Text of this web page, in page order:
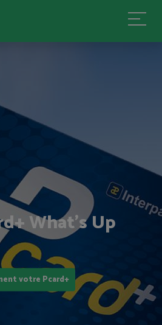
What's Up
votre Pcard+